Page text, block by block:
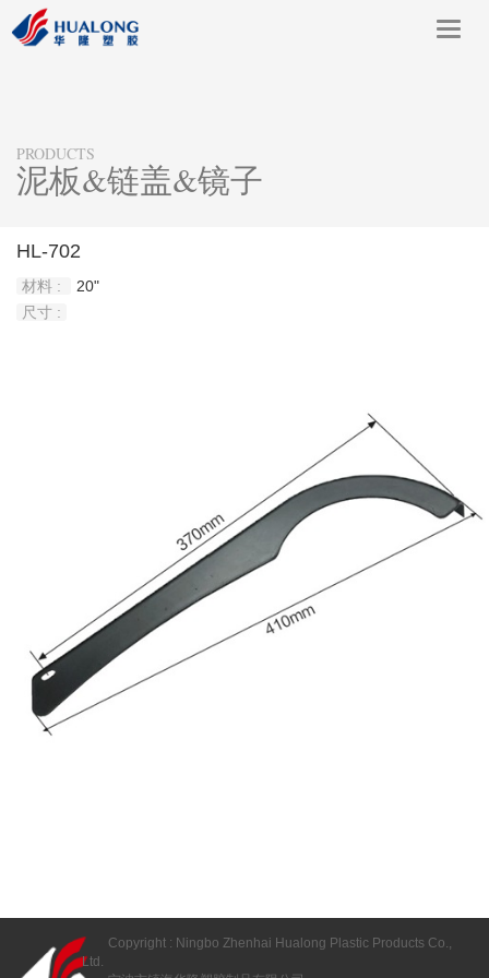
PRODUCTS
泥板&链盖&镜子
HL-702
材料 :
20"
尺寸 :
Copyright : Ningbo Zhenhai Hualong Plastic Products Co.,
Ltd.